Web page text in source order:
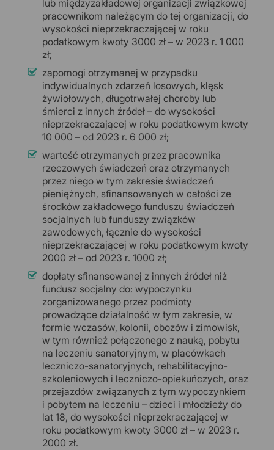
lub międzyzakładowej organizacji związkowej
pracownikom należącym do tej organizacji, do
wysokości nieprzekraczającej w roku
podatkowym kwoty 3000 zł – w 2023 r. 1 000
zł;
zapomogi otrzymanej w przypadku
indywidualnych zdarzeń losowych, klęsk
żywiołowych, długotrwałej choroby lub
śmierci z innych źródeł – do wysokości
nieprzekraczającej w roku podatkowym kwoty
10 000 – od 2023 r. 6 000 zł;
wartość otrzymanych przez pracownika
rzeczowych świadczeń oraz otrzymanych
przez niego w tym zakresie świadczeń
pieniężnych, sfinansowanych w całości ze
środków zakładowego funduszu świadczeń
socjalnych lub funduszy związków
zawodowych, łącznie do wysokości
nieprzekraczającej w roku podatkowym kwoty
2000 zł – od 2023 r. 1000 zł;
dopłaty sfinansowanej z innych źródeł niż
fundusz socjalny do: wypoczynku
zorganizowanego przez podmioty
prowadzące działalność w tym zakresie, w
formie wczasów, kolonii, obozów i zimowisk,
w tym również połączonego z nauką, pobytu
na leczeniu sanatoryjnym, w placówkach
leczniczo-sanatoryjnych, rehabilitacyjno-
szkoleniowych i leczniczo-opiekuńczych, oraz
przejazdów związanych z tym wypoczynkiem
i pobytem na leczeniu – dzieci i młodzieży do
lat 18, do wysokości nieprzekraczającej w
roku podatkowym kwoty 3000 zł – w 2023 r.
2000 zł.